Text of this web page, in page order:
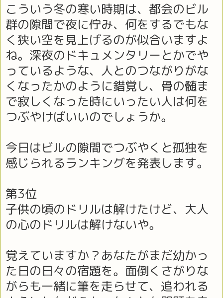
こういう冬の寒い時期は、都会のビル
群の隙間で夜に佇み、何をするでもな
く狭い空を見上げるのが似合いますよ
ね。深夜のドキュメンタリーとかでや
っているような、人とのつながりがな
くなったかのように錯覚し、骨の髄ま
で寂しくなった時にいったい人は何を
つぶやけばいいのでしょうか。
今日はビルの隙間でつぶやくと孤独を
感じられるランキングを発表します。
第3位
子供の頃のドリルは解けたけど、大人
の心のドリルは解けないや。
覚えていますか？あなたがまだ幼かっ
た日の日々の宿題を。面倒くさがりな
がらも一緒に筆を走らせて、追われる